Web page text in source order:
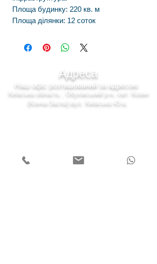
Площа будинку: 220 кв. м
Площа ділянки: 12 соток
Адреса
Наш офіс розташований за адресою
Київська область , Обухівський р-н, смт. Козин
(Конча-Заспа) вул. Київська 43-а.